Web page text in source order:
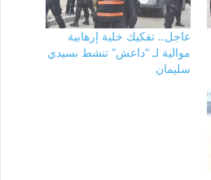
عاجل.. تفكيك خلية إرهابية
موالية لـ “داعش” تنشط بسيدي
سليمان